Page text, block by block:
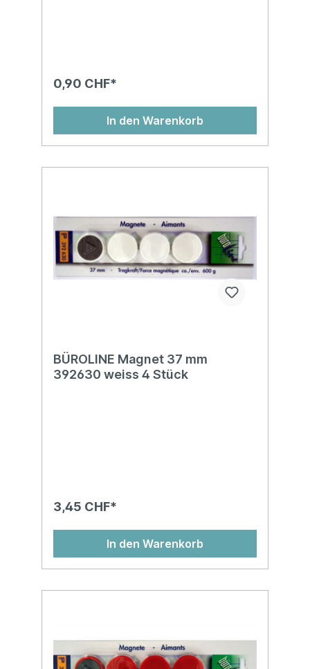
0,90 CHF*
In den Warenkorb
BÜROLINE Magnet 37 mm
392630 weiss 4 Stück
3,45 CHF*
In den Warenkorb